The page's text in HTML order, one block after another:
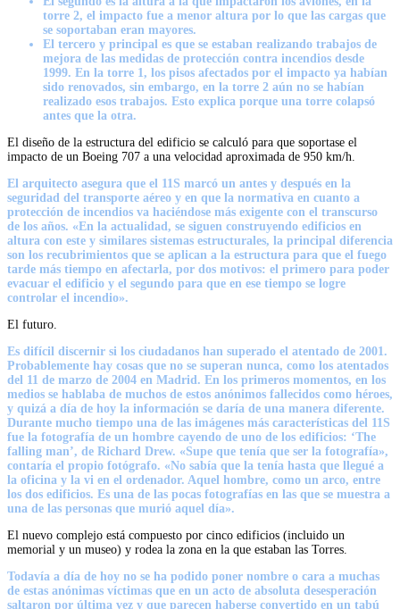
torre 2, el impacto fue a menor altura por lo que las cargas que
se soportaban eran mayores.
El tercero y principal es que se estaban realizando trabajos de
mejora de las medidas de protección contra incendios desde
1999. En la torre 1, los pisos afectados por el impacto ya habían
sido renovados, sin embargo, en la torre 2 aún no se habían
realizado esos trabajos. Esto explica porque una torre colapsó
antes que la otra.
El diseño de la estructura del edificio se calculó para que soportase el
impacto de un Boeing 707 a una velocidad aproximada de 950 km/h.
El arquitecto asegura que el 11S marcó un antes y después en la
seguridad del transporte aéreo y en que la normativa en cuanto a
protección de incendios va haciéndose más exigente con el transcurso
de los años. «En la actualidad, se siguen construyendo edificios en
altura con este y similares sistemas estructurales, la principal diferencia
son los recubrimientos que se aplican a la estructura para que el fuego
tarde más tiempo en afectarla, por dos motivos: el primero para poder
evacuar el edificio y el segundo para que en ese tiempo se logre
controlar el incendio».
El futuro.
Es difícil discernir si los ciudadanos han superado el atentado de 2001 .
Probablemente hay cosas que no se superan nunca, como los atentados
del 11 de marzo de 2004 en Madrid. En los primeros momentos, en los
medios se hablaba de muchos de estos anónimos fallecidos como héroes,
y quizá a día de hoy la información se daría de una manera diferente.
Durante mucho tiempo una de las imágenes más características del 11S
fue la fotografía de un hombre cayendo de uno de los edificios: ‘The
falling man’, de Richard Drew. «Supe que tenía que ser la fotografía»,
contaría el propio fotógrafo. «No sabía que la tenía hasta que llegué a
la oficina y la vi en el ordenador. Aquel hombre, como un arco, entre
los dos edificios. Es una de las pocas fotografías en las que se muestra a
una de las personas que murió aquel día».
El nuevo complejo está compuesto por cinco edificios (incluido un
memorial y un museo) y rodea la zona en la que estaban las Torres.
Todavía a día de hoy no se ha podido poner nombre o cara a muchas
de estas anónimas víctimas que en un acto de absoluta desesperación
saltaron por última vez y que parecen haberse convertido en un tabú